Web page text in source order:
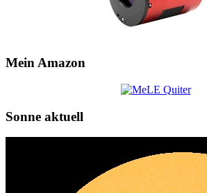
Mein Amazon
Sonne aktuell